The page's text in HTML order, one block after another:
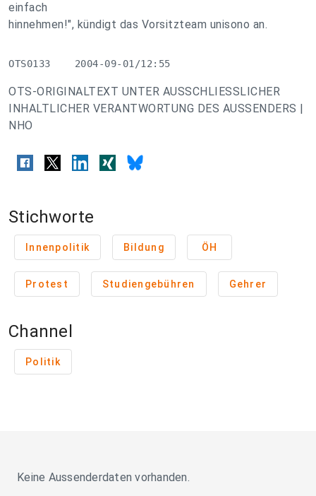
einfach
hinnehmen!", kündigt das Vorsitzteam unisono an.
OTS0133    2004-09-01/12:55
OTS-ORIGINALTEXT UNTER AUSSCHLIESSLICHER
INHALTLICHER VERANTWORTUNG DES AUSSENDERS |
NHO
Stichworte
Innenpolitik Bildung ÖH
Protest Studiengebühren Gehrer
Channel
Politik
Keine Aussenderdaten vorhanden.